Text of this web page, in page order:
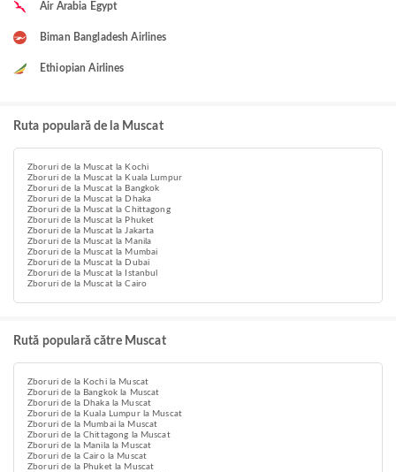
Air Arabia Egypt
Biman Bangladesh Airlines
Ethiopian Airlines
Ruta populară de la Muscat
Zboruri de la Muscat la Kochi
Zboruri de la Muscat la Kuala Lumpur
Zboruri de la Muscat la Bangkok
Zboruri de la Muscat la Dhaka
Zboruri de la Muscat la Chittagong
Zboruri de la Muscat la Phuket
Zboruri de la Muscat la Jakarta
Zboruri de la Muscat la Manila
Zboruri de la Muscat la Mumbai
Zboruri de la Muscat la Dubai
Zboruri de la Muscat la Istanbul
Zboruri de la Muscat la Cairo
Rută populară către Muscat
Zboruri de la Kochi la Muscat
Zboruri de la Bangkok la Muscat
Zboruri de la Dhaka la Muscat
Zboruri de la Kuala Lumpur la Muscat
Zboruri de la Mumbai la Muscat
Zboruri de la Chittagong la Muscat
Zboruri de la Manila la Muscat
Zboruri de la Cairo la Muscat
Zboruri de la Phuket la Muscat